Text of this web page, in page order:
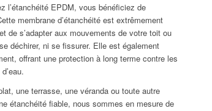
l’étanchéité EPDM, vous bénéficiez de
membrane d’étanchéité est extrêmement
de s’adapter aux mouvements de votre toit ou
déchirer, ni se fissurer. Elle est également
offrant une protection à long terme contre les
une terrasse, une véranda ou toute autre
étanchéité fiable, nous sommes en mesure de